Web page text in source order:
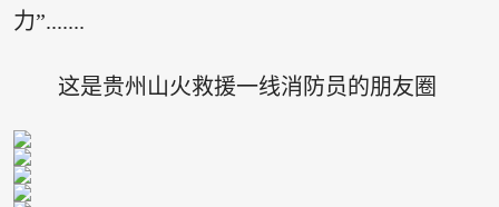
力”.......
这是贵州山火救援一线消防员的朋友圈